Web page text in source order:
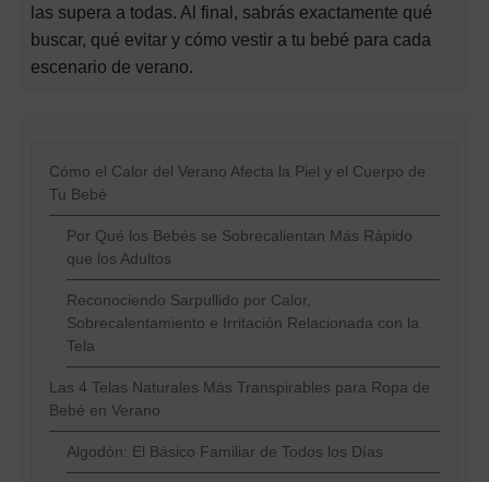
las supera a todas. Al final, sabrás exactamente qué
buscar, qué evitar y cómo vestir a tu bebé para cada
escenario de verano.
Cómo el Calor del Verano Afecta la Piel y el Cuerpo de
Tu Bebé
Por Qué los Bebés se Sobrecalientan Más Rápido
que los Adultos
Reconociendo Sarpullido por Calor,
Sobrecalentamiento e Irritación Relacionada con la
Tela
Las 4 Telas Naturales Más Transpirables para Ropa de
Bebé en Verano
Algodón: El Básico Familiar de Todos los Días